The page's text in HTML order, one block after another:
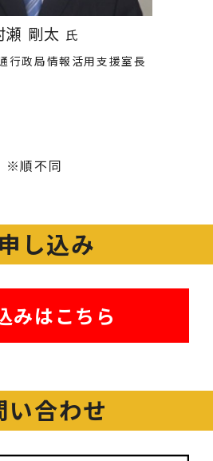
瀬 剛太 氏
行政局情報活用支援室長
※順不同
し込み
みはこちら
い合わせ